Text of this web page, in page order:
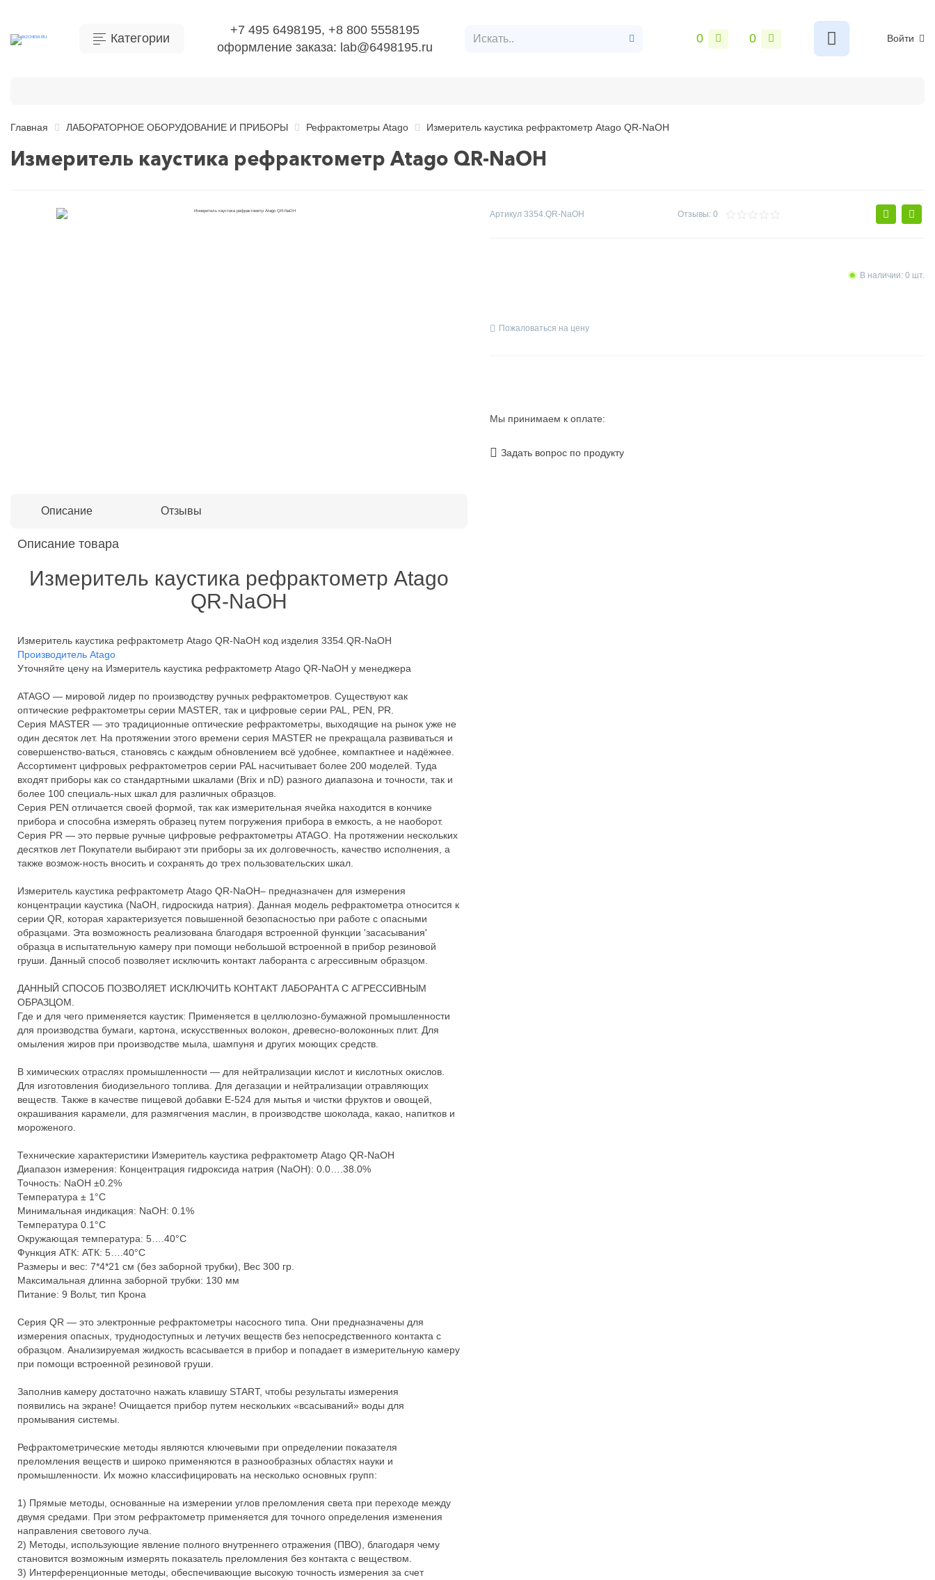
Категории
+7 495 6498195, +8 800 5558195
оформление заказа: lab@6498195.ru
0 0 Войти
Главная ЛАБОРАТОРНОЕ ОБОРУДОВАНИЕ И ПРИБОРЫ Рефрактометры Atago Измеритель каустика рефрактометр Atago QR-NaOH
Измеритель каустика рефрактометр Atago QR-NaOH
Артикул 3354.QR-NaOH Отзывы: 0
Пожаловаться на цену
В наличии: 0 шт.
Мы принимаем к оплате:
Задать вопрос по продукту
Описание Отзывы
Описание товара
Измеритель каустика рефрактометр Atago
QR-NaOH
Измеритель каустика рефрактометр Atago QR-NaOH код изделия 3354.QR-NaOH
Производитель Atago
Уточняйте цену на Измеритель каустика рефрактометр Atago QR-NaOH у менеджера
ATAGO — мировой лидер по производству ручных рефрактометров. Существуют как
оптические рефрактометры серии MASTER, так и цифровые серии PAL, PEN, PR.
Серия MASTER — это традиционные оптические рефрактометры, выходящие на рынок уже не
один десяток лет. На протяжении этого времени серия MASTER не прекращала развиваться и
совершенство-ваться, становясь с каждым обновлением всё удобнее, компактнее и надёжнее.
Ассортимент цифровых рефрактометров серии PAL насчитывает более 200 моделей. Туда
входят приборы как со стандартными шкалами (Brix и nD) разного диапазона и точности, так и
более 100 специаль-ных шкал для различных образцов.
Серия PEN отличается своей формой, так как измерительная ячейка находится в кончике
прибора и способна измерять образец путем погружения прибора в емкость, а не наоборот.
Серия PR — это первые ручные цифровые рефрактометры ATAGO. На протяжении нескольких
десятков лет Покупатели выбирают эти приборы за их долговечность, качество исполнения, а
также возмож-ность вносить и сохранять до трех пользовательских шкал.
Измеритель каустика рефрактометр Atago QR-NaOH– предназначен для измерения
концентрации каустика (NaOH, гидроскида натрия). Данная модель рефрактометра относится к
серии QR, которая характеризуется повышенной безопасностью при работе с опасными
образцами. Эта возможность реализована благодаря встроенной функции 'засасывания'
образца в испытательную камеру при помощи небольшой встроенной в прибор резиновой
груши. Данный способ позволяет исключить контакт лаборанта с агрессивным образцом.
ДАННЫЙ СПОСОБ ПОЗВОЛЯЕТ ИСКЛЮЧИТЬ КОНТАКТ ЛАБОРАНТА С АГРЕССИВНЫМ
ОБРАЗЦОМ.
Где и для чего применяется каустик: Применяется в целлюлозно-бумажной промышленности
для производства бумаги, картона, искусственных волокон, древесно-волоконных плит. Для
омыления жиров при производстве мыла, шампуня и других моющих средств.
В химических отраслях промышленности — для нейтрализации кислот и кислотных окислов.
Для изготовления биодизельного топлива. Для дегазации и нейтрализации отравляющих
веществ. Также в качестве пищевой добавки E-524 для мытья и чистки фруктов и овощей,
окрашивания карамели, для размягчения маслин, в производстве шоколада, какао, напитков и
мороженого.
Технические характеристики Измеритель каустика рефрактометр Atago QR-NaOH
Диапазон измерения: Концентрация гидроксида натрия (NaOH): 0.0….38.0%
Точность: NaOH ±0.2%
Температура ± 1°C
Минимальная индикация: NaOH: 0.1%
Температура 0.1°C
Окружающая температура: 5….40°C
Функция АТК: АТК: 5….40°C
Размеры и вес: 7*4*21 см (без заборной трубки), Вес 300 гр.
Максимальная длинна заборной трубки: 130 мм
Питание: 9 Вольт, тип Крона
Серия QR — это электронные рефрактометры насосного типа. Они предназначены для
измерения опасных, труднодоступных и летучих веществ без непосредственного контакта с
образцом. Анализируемая жидкость всасывается в прибор и попадает в измерительную камеру
при помощи встроенной резиновой груши.
Заполнив камеру достаточно нажать клавишу START, чтобы результаты измерения
появились на экране! Очищается прибор путем нескольких «всасываний» воды для
промывания системы.
Рефрактометрические методы являются ключевыми при определении показателя
преломления веществ и широко применяются в разнообразных областях науки и
промышленности. Их можно классифицировать на несколько основных групп:
1) Прямые методы, основанные на измерении углов преломления света при переходе между
двумя средами. При этом рефрактометр применяется для точного определения изменения
направления светового луча.
2) Методы, использующие явление полного внутреннего отражения (ПВО), благодаря чему
становится возможным измерять показатель преломления без контакта с веществом.
3) Интерференционные методы, обеспечивающие высокую точность измерения за счет